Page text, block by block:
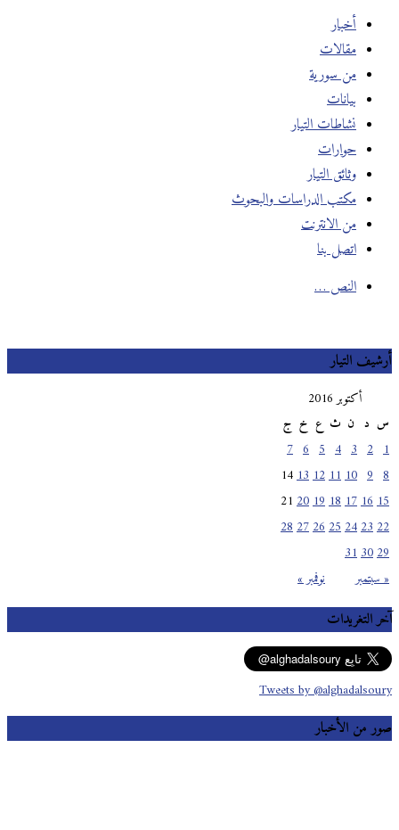
أخبار
مقالات
من سورية
بيانات
نشاطات التيار
حوارات
وثائق التيار
مكتب الدراسات والبحوث
من الانترنت
اتصل بنا
النص …
أرشيف التيار
أكتوبر 2016
س
ث خ ج
« سبتمبر نوفمبر »
10
11
12
13
14
15
16
17
18
19
20
21
22
23
24
25
26
27
28
29
30
31
آخر التغريدات
Tweets by @alghadalsoury
صور من الأخبار